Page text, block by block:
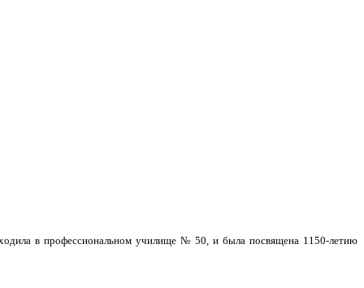
в профессиональном училище № 50, и была посвящена 1150-летию